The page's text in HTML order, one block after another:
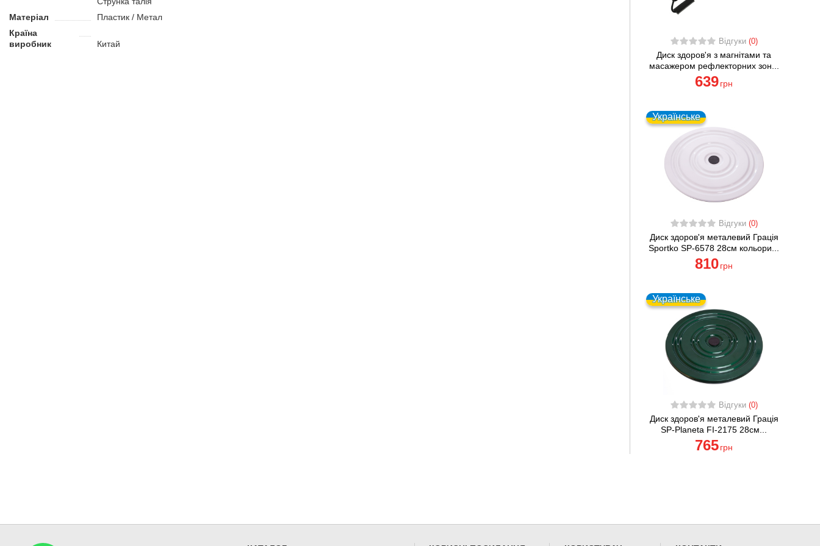
Матеріал
Пластик / Метал
Країна
виробник
Китай Відгуки (0)
Диск здоров'я з магнітами та
масажером рефлекторних зон...
639 грн
Українське
Відгуки (0)
Диск здоров'я металевий Грація
Sportko SP-6578 28см кольори...
810 грн
Українське
Відгуки (0)
Диск здоров'я металевий Грація
SP-Planeta FI-2175 28см...
765 грн